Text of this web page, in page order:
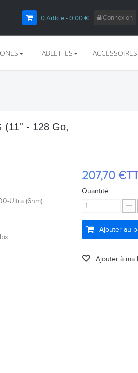
Connexion
0Article- 0,00 €
TABLETTES ACCESSOIRES
(11'' - 128 Go,
Ultra (6nm)
207,70 €
Quantité :
Ajouter au
Ajouter à ma